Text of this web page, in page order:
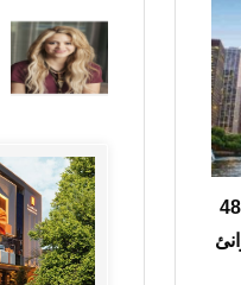
الولايات المتحدة: تحويل مسار 48